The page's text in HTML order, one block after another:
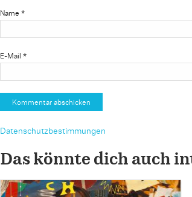
Name *
E-Mail *
Datenschutzbestimmungen
Das könnte dich auch